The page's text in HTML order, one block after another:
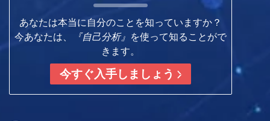
あなたは本当に自分のことを知っていますか？
今あなたは、
『自己分析』 を使って知ることがで
きます。
今すぐ入手しましょう